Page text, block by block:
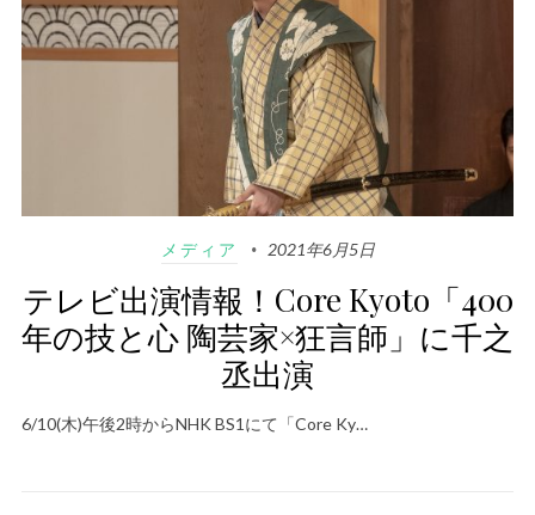
メディア 2021年6月5日
テレビ出演情報！Core Kyoto「400
年の技と心 陶芸家×狂言師」に千之
丞出演
6/10(木)午後2時からNHK BS1にて「Core Ky…